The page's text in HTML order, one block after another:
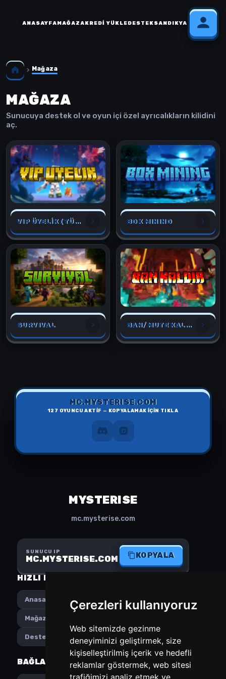
Çerezleri kullanıyoruz
Web sitemizde gezinme
deneyiminizi geliştirmek, size
kişiselleştirilmiş içerik ve hedefli
reklamlar göstermek, web sitesi
trafiğimizi analiz etmek ve
ANASAYFAMAĞAZAKREDI YÜKLEDESTEKSANDIKYARDIM
Mağaza
MAĞAZA
Sunucuya destek ol ve oyun içi özel ayrıcalıkların kilidini
aç.
VIP ÜYELİK (TÜM OYUNLAR İÇİN) BOX MINING
SURVIVAL BAN/MUTE KALDIR
MC.MYSTERISE.COM
127 OYUNCU AKTİF — KOPYALAMAK İÇİN TIKLA
MYSTERISE
mc.mysterise.com
SUNUCU IP
MC.MYSTERISE.COM KOPYALA
HIZLI MENÜ
Anasayfa
Mağaza
Destek
Instagram
BAĞLANTILAR TERCIHLER